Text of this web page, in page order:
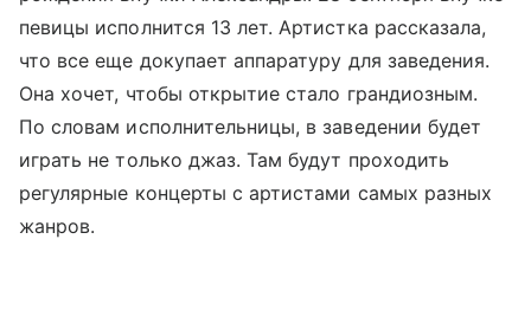
певицы исполнится 13 лет. Артистка рассказала,
что все еще докупает аппаратуру для заведения.
Она хочет, чтобы открытие стало грандиозным.
По словам исполнительницы, в заведении будет
играть не только джаз. Там будут проходить
регулярные концерты с артистами самых разных
жанров.